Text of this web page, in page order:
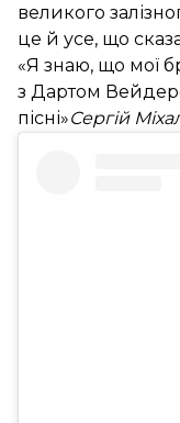
великого
це й усе, що
«Я знаю, що мої
з Дартом
пісні»Сергій